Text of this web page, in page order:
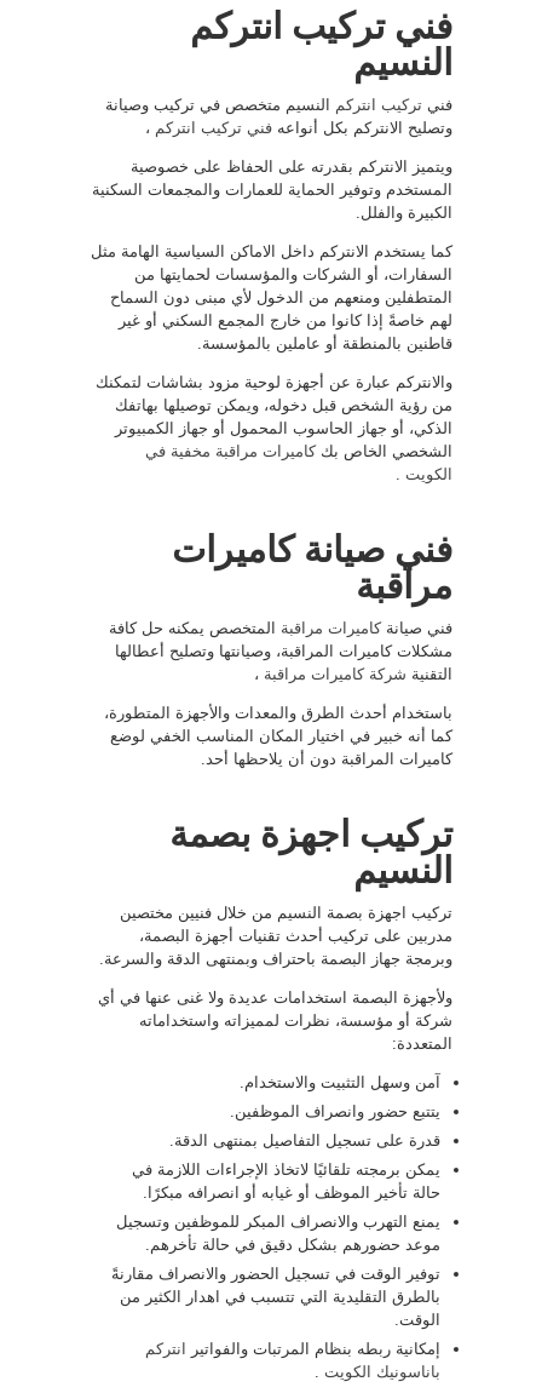
فني تركيب انتركم
النسيم
فني تركيب انتركم
النسيم متخصص في تركيب وصيانة
وتصليح الانتركم بكل أنواعه فني تركيب انتركم ،
ويتميز الانتركم بقدرته على الحفاظ على خصوصية
المستخدم وتوفير الحماية للعمارات والمجمعات السكنية
الكبيرة والفلل.
كما يستخدم الانتركم داخل الاماكن السياسية الهامة مثل
السفارات، أو الشركات والمؤسسات لحمايتها من
المتطفلين ومنعهم من الدخول لأي مبنى دون السماح
لهم خاصةً إذا كانوا من خارج المجمع السكني أو غير
قاطنين بالمنطقة أو عاملين بالمؤسسة.
والانتركم عبارة عن أجهزة لوحية مزود بشاشات لتمكنك
من رؤية الشخص قبل دخوله، ويمكن توصيلها بهاتفك
الذكي، أو جهاز الحاسوب المحمول أو جهاز الكمبيوتر
الشخصي الخاص بككاميرات مراقبة مخفية في
الكويت
فني صيانة كاميرات
مراقبة
فني صيانةكاميرات مراقبة المتخصص يمكنه حل كافة
مشكلات كاميرات المراقبة، وصيانتها وتصليح أعطالها
التقنية شركة كاميرات مراقبة ،
باستخدام أحدث الطرق والمعدات والأجهزة المتطورة،
كما أنه خبير في اختيار المكان المناسب الخفي لوضع
كاميرات المراقبة دون أن يلاحظها أحد.
تركيب اجهزة بصمة
النسيم
تركيب اجهزة بصمة النسيم من خلال فنيين مختصين
مدربين على تركيب أحدث تقنيات أجهزة البصمة،
وبرمجة جهاز البصمة باحتراف وبمنتهى الدقة والسرعة.
ولأجهزة البصمة استخدامات عديدة ولا غنى عنها في أي
شركة أو مؤسسة، نظرات لمميزاته واستخداماته
المتعددة:
آمن وسهل التثبيت والاستخدام.
يتتبع حضور وانصراف الموظفين.
قدرة على تسجيل التفاصيل بمنتهى الدقة.
يمكن برمجته تلقائيًا لاتخاذ الإجراءات اللازمة في
حالة تأخير الموظف أو غيابه أو انصرافه مبكرًا.
يمنع التهرب والانصراف المبكر للموظفين وتسجيل
موعد حضورهم بشكل دقيق في حالة تأخرهم.
توفير الوقت في تسجيل الحضور والانصراف مقارنةً
بالطرق التقليدية التي تتسبب في اهدار الكثير من
الوقت.
إمكانية ربطه بنظام المرتبات والفواتير
انتركم
باناسونيك الكويت